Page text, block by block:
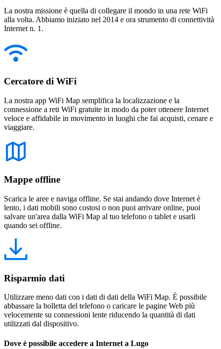
La nostra missione è quella di collegare il mondo in una rete WiFi
alla volta. Abbiamo iniziato nel 2014 e ora strumento di connettività
Internet n. 1.
Cercatore di WiFi
La nostra app WiFi Map semplifica la localizzazione e la
connessione a reti WiFi gratuite in modo da poter ottenere Internet
veloce e affidabile in movimento in luoghi che fai acquisti, cenare e
viaggiare.
Mappe offline
Scarica le aree e naviga offline. Se stai andando dove Internet è
lento, i dati mobili sono costosi o non puoi arrivare online, puoi
salvare un'area dalla WiFi Map al tuo telefono o tablet e usarli
quando sei offline.
Risparmio dati
Utilizzare meno dati con i dati di dati della WiFi Map. È possibile
abbassare la bolletta del telefono o caricare le pagine Web più
velocemente su connessioni lente riducendo la quantità di dati
utilizzati dal dispositivo.
Dove è possibile accedere a Internet a Lugo